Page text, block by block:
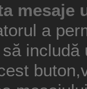
mesaje
a